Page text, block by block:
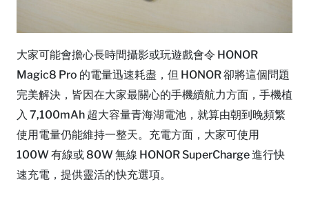
大家可能會擔心長時間攝影或玩遊戲會令 HONOR
Magic8 Pro 的電量迅速耗盡，但 HONOR 卻將這個問題
完美解決，皆因在大家最關心的手機續航力方面，手機植
入 7,100mAh 超大容量青海湖電池，就算由朝到晚頻繁
使用電量仍能維持一整天。充電方面，大家可使用
100W 有線或 80W 無線 HONOR SuperCharge 進行快
速充電，提供靈活的快充選項。